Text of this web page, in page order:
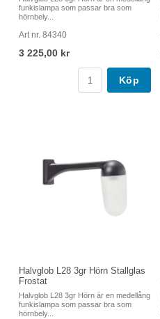
funkislampa som passar bra som
hörnbely...
Art nr. 84340
3 225,00 kr
Köp
Halvglob L28 3gr Hörn Stallglas
Frostat
Halvglob L28 3gr Hörn är en medellång
funkislampa som passar bra som
hörnbely...